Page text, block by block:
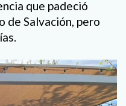
que padeció
de Salvación, pero